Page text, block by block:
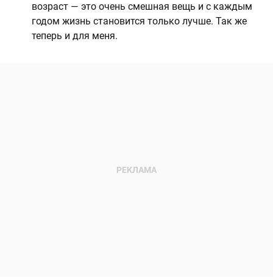
возраст — это очень смешная вещь и с каждым
годом жизнь становится только лучше. Так же
теперь и для меня.